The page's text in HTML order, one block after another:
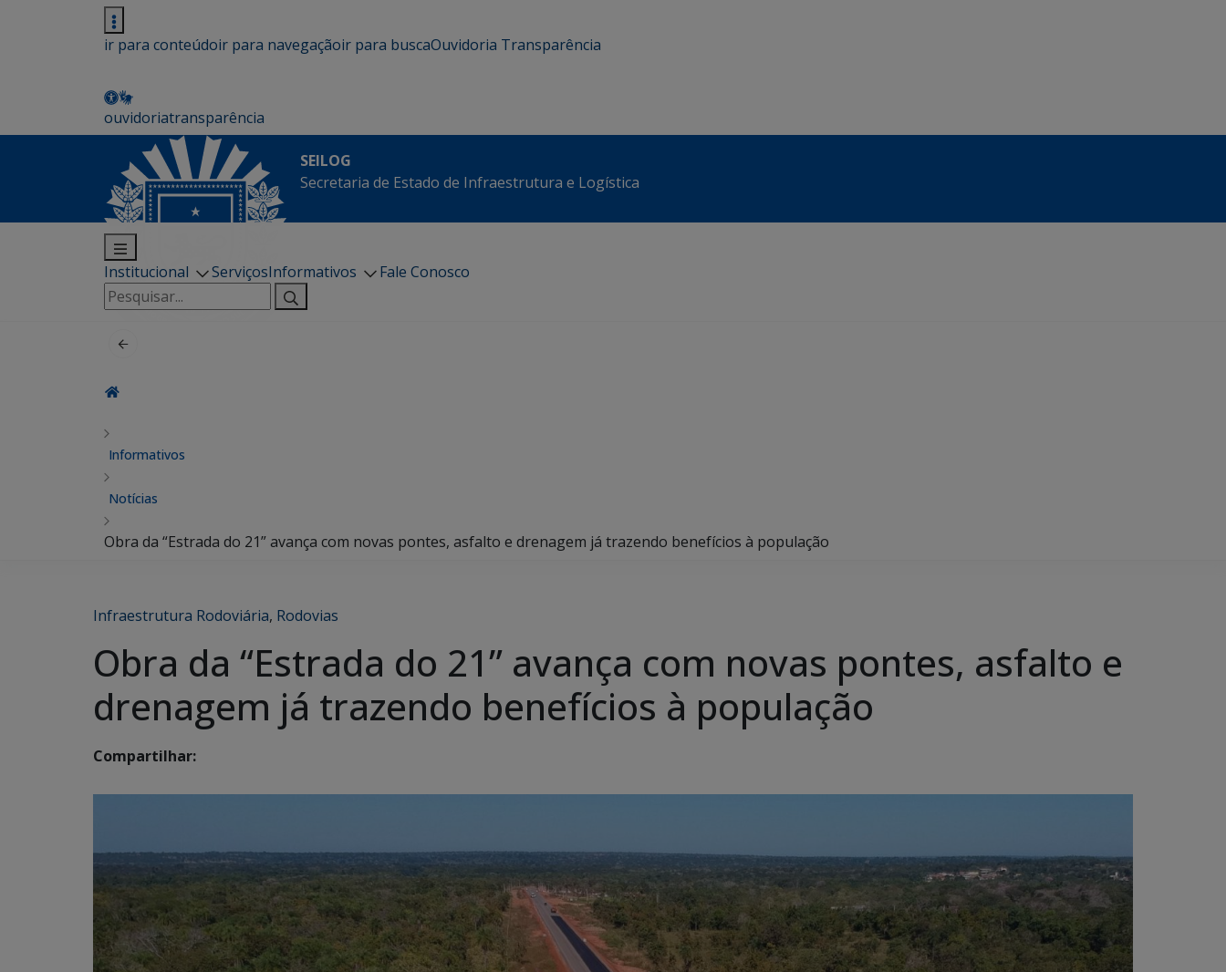
ir para conteúdoir para navegaçãoir para buscaOuvidoria Transparência
ouvidoriatransparência
SEILOG
Secretaria de Estado de Infraestrutura e Logística
Institucional ServiçosInformativos
Fale Conosco
Pesquisar
por:
Informativos
Notícias
Obra da “Estrada do 21” avança com novas pontes, asfalto e drenagem já trazendo benefícios à população
Infraestrutura Rodoviária, Rodovias
Obra da “Estrada do 21” avança com novas pontes, asfalto e
drenagem já trazendo benefícios à população
Compartilhar: